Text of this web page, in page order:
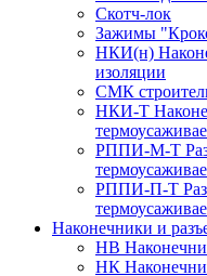
Скотч-лок
Зажимы
НКИ(н)
изоляции
СМК
НКИ-Т
РППИ-М-Т
РППИ-П-Т
Наконечники и
НВ
НК